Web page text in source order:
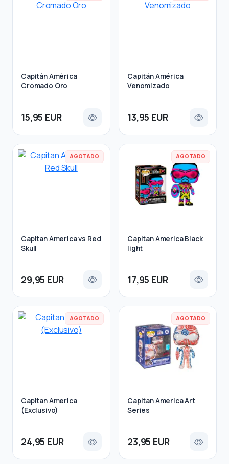
Capitán América
Cromado Oro
15,95 EUR
Capitán América
Venomizado
13,95 EUR
AGOTADO
Capitan America vs Red
Skull
29,95 EUR
AGOTADO
Capitan America Black
light
17,95 EUR
AGOTADO
Capitan America
(Exclusivo)
24,95 EUR
AGOTADO
Capitan America Art
Series
23,95 EUR